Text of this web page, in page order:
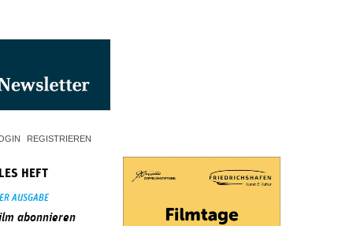
REGISTRIEREN
HEFT
AUSGABE
abonnieren